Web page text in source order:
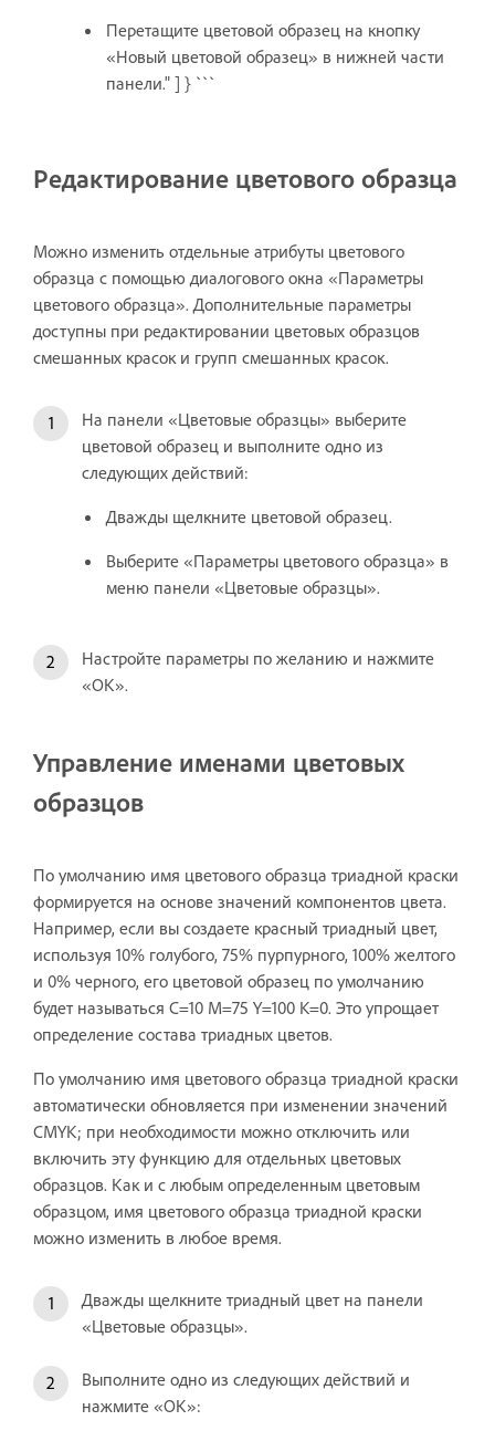
Перетащите цветовой образец на кнопку
«Новый цветовой образец» в нижней части
панели." ] } ```
Редактирование цветового образца
Можно изменить отдельные атрибуты цветового
образца с помощью диалогового окна «Параметры
цветового образца». Дополнительные параметры
доступны при редактировании цветовых образцов
смешанных красок и групп смешанных красок.
На панели «Цветовые образцы» выберите
цветовой образец и выполните одно из
следующих действий:
Дважды щелкните цветовой образец.
Выберите «Параметры цветового образца» в
меню панели «Цветовые образцы».
Настройте параметры по желанию и нажмите
«ОК».
Управление именами цветовых
образцов
По умолчанию имя цветового образца триадной краски
формируется на основе значений компонентов цвета.
Например, если вы создаете красный триадный цвет,
используя 10% голубого, 75% пурпурного, 100% желтого
и 0% черного, его цветовой образец по умолчанию
будет называться C=10 M=75 Y=100 K=0. Это упрощает
определение состава триадных цветов.
По умолчанию имя цветового образца триадной краски
автоматически обновляется при изменении значений
CMYK; при необходимости можно отключить или
включить эту функцию для отдельных цветовых
образцов. Как и с любым определенным цветовым
образцом, имя цветового образца триадной краски
можно изменить в любое время.
Дважды щелкните триадный цвет на панели
«Цветовые образцы».
Выполните одно из следующих действий и
нажмите «ОК»: